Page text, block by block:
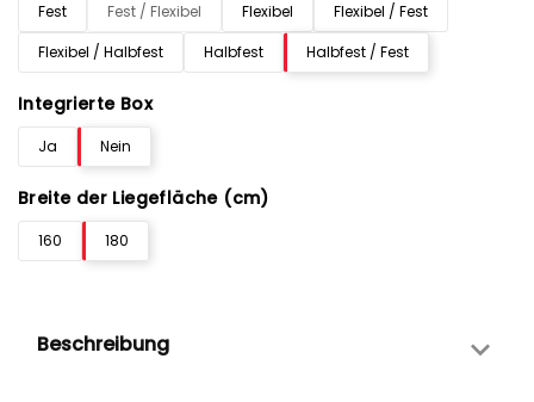
Fest Fest / Flexibel Flexibel
Flexibel / Fest
Flexibel / Halbfest
Halbfest Halbfest / Fest
Integrierte Box
Ja Nein
Breite der Liegefläche (cm)
160 180
Beschreibung